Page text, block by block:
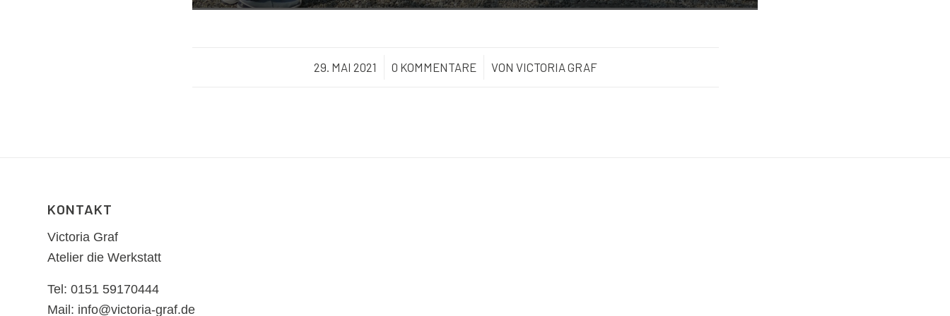
29. MAI 2021
/ 0 KOMMENTARE
/ VONVICTORIA GRAF
KONTAKT
Victoria Graf
Atelier die Werkstatt
Tel: 0151 59170444
Mail: info@victoria-graf.de